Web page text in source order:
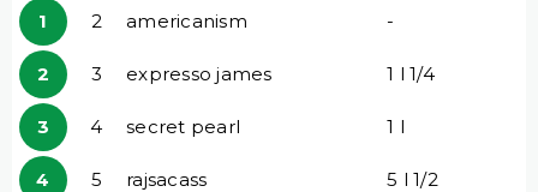
1 2 americanism -
2 3 expresso james 1 l 1/4
3 4 secret pearl 1 l
4 5 rajsacass 5 l 1/2